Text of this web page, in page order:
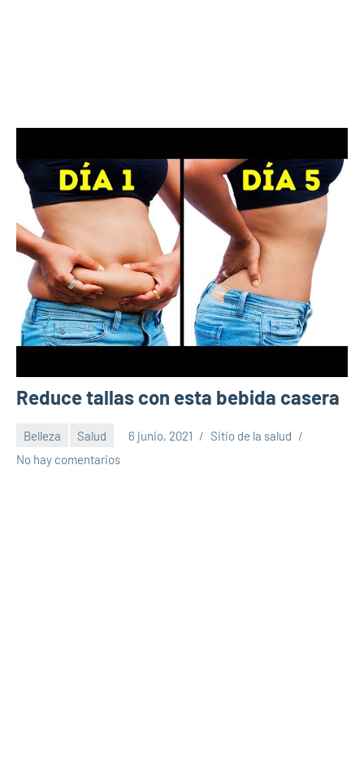
Reduce tallas con esta bebida casera
Belleza Salud 6 junio, 2021
Sitio de la salud
No hay comentarios